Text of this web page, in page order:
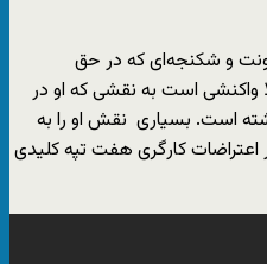
و شکنجه‌ای که در حق
واکنشی است به نقشی که او در
است. بسیاری نقش او را به
کارگری هفت تپه کلیدی